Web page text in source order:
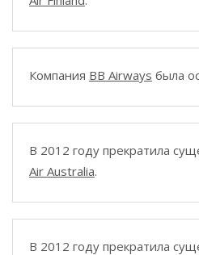
Компания BB Airways была
В 2012 году прекратила
Air Australia.
В 2012 году прекратила